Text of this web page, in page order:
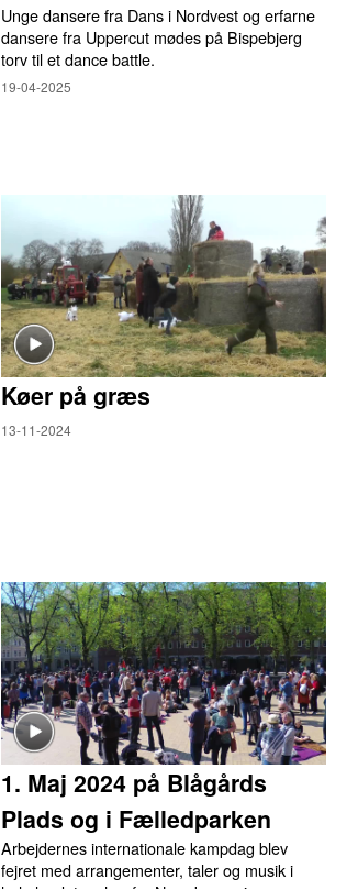
Unge dansere fra Dans i Nordvest og erfarne
dansere fra Uppercut mødes på Bispebjerg
torv til et dance battle.
19-04-2025
Køer på græs
13-11-2024
1. Maj 2024 på Blågårds
Plads og i Fælledparken
Arbejdernes internationale kampdag blev
fejret med arrangementer, taler og musik i